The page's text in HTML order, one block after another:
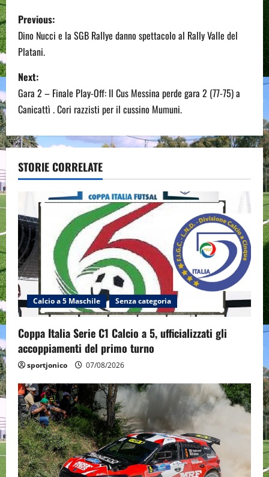
P
o
s
t
n
a
v
g
a
t
i
o
n
Previous:
Dino Nucci e la SGB Rallye danno spettacolo al Rally Valle del
Platani.
Next:
Gara 2 – Finale Play-Off: Il Cus Messina perde gara 2 (77-75) a
Canicattì . Cori razzisti per il cussino Mumuni.
STORIE CORRELATE
Calcio a 5 Maschile Senza categoria
Coppa Italia Serie C1 Calcio a 5, ufficializzati gli
accoppiamenti del primo turno
sportjonico 07/08/2026